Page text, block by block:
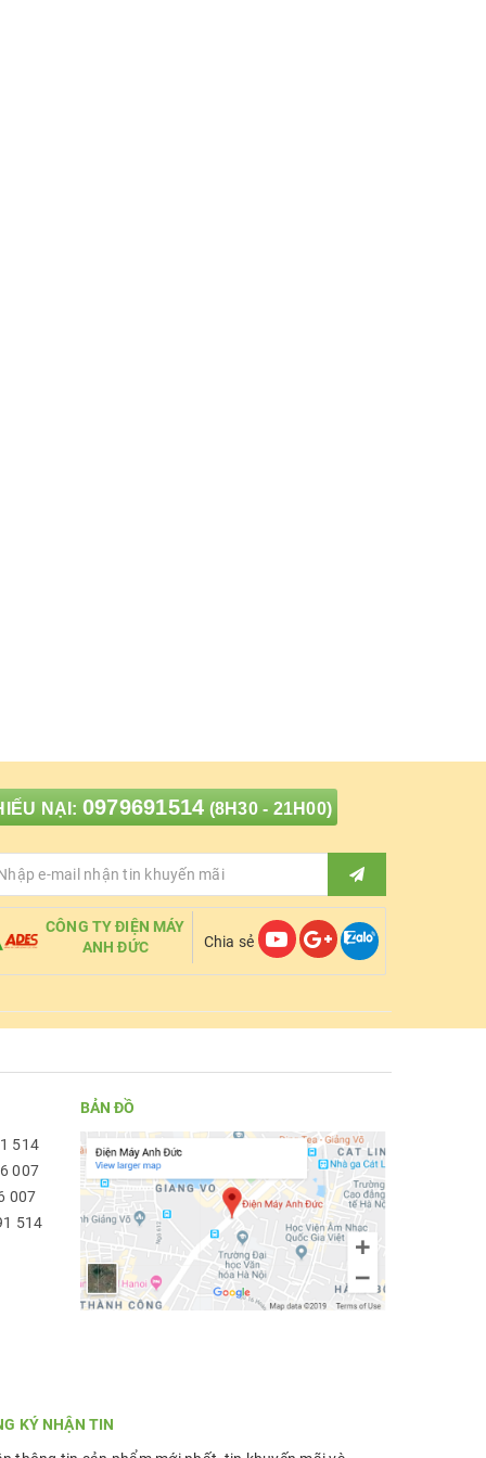
NẠI: 0979691514 (8H30 - 21H00)
CÔNG TY ĐIỆN MÁY
ANH ĐỨC
Chia sẻ
514
007
007
514
BẢN ĐỒ
KÝ NHẬN TIN